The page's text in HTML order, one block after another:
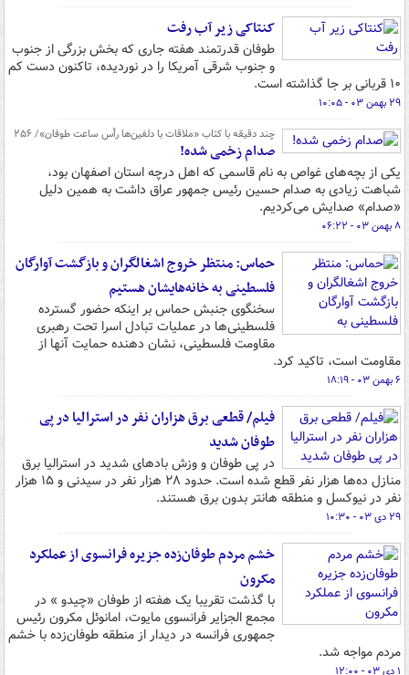
کنتاکی زیر آب رفت
طوفان قدرتمند هفته جاری که بخش‌ بزرگی از جنوب
و جنوب شرقی آمریکا را در نوردیده، تاکنون دست کم
۱۰ قربانی بر جا گذاشته است.
۲۹ بهمن ۰۳ - ۱۰:۰۵
چند دقیقه با کتاب‌ «ملاقات با دلفین‌ها رأس ساعت طوفان»/ ۲۵۶
صدام زخمی شده!
یکی از بچه‌های غواص به نام قاسمی که اهل درچه استان اصفهان بود،
شباهت زیادی به صدام حسین رئیس جمهور عراق داشت به همین دلیل
«صدام» صدایش می‌کردیم.
۸ بهمن ۰۳ - ۰۶:۲۲
حماس: منتظر خروج اشغالگران و بازگشت آوارگان
فلسطینی به خانه‌هایشان هستیم
سخنگوی جنبش حماس بر اینکه حضور گسترده
فلسطینی‌ها در عملیات تبادل اسرا تحت رهبری
مقاومت فلسطینی، نشان دهنده حمایت آنها از
مقاومت است، تاکید کرد.
۶ بهمن ۰۳ - ۱۸:۱۹
فیلم/ قطعی برق هزاران نفر در استرالیا در پی
طوفان شدید
در پی طوفان و وزش بادهای شدید در استرالیا برق
منازل ده‌ها هزار نفر قطع شده است. حدود ۲۸ هزار نفر در سیدنی و ۱۵ هزار
نفر در نیوکسل و منطقه هانتر بدون برق هستند.
۲۹ دی ۰۳ - ۱۰:۳۰
خشم مردم طوفان‌زده جزیره فرانسوی از عملکرد
مکرون
با گذشت تقریبا یک هفته از طوفان «چیدو » در
مجمع الجزایر فرانسوی مایوت، امانوئل مکرون رئیس
جمهوری فرانسه در دیدار از منطقه طوفان‌زده با خشم
مردم مواجه شد.
۱ دی ۰۳ - ۱۲:۰۰